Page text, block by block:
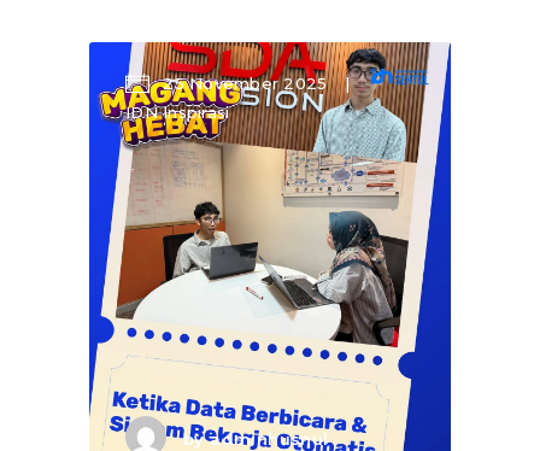
25 November 2025
IDN Inspirasi
byadminhusnul